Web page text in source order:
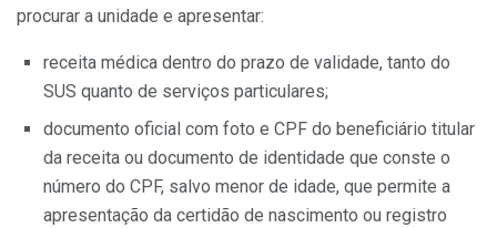
procurar a unidade e apresentar:
receita médica dentro do prazo de validade, tanto do
SUS quanto de serviços particulares;
documento oficial com foto e CPF do beneficiário titular
da receita ou documento de identidade que conste o
número do CPF, salvo menor de idade, que permite a
apresentação da certidão de nascimento ou registro